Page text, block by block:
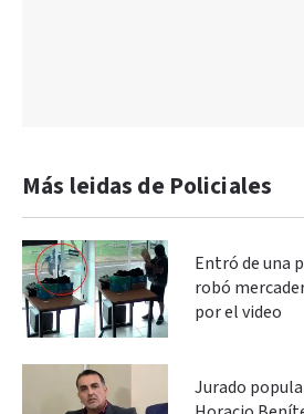
Más leidas de Policiales
Entró de una
robó
por el video
Jurado